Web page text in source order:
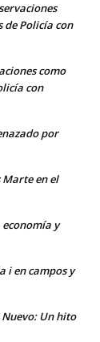
de Policía con
como
con
por
en el
y
i en campos y
Un hito